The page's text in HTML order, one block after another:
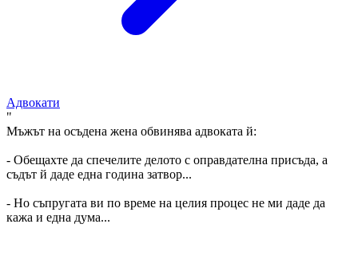
Адвокати
"
Мъжът на осъдена жена обвинява адвоката й:
- Обещахте да спечелите делото с оправдателна присъда, а
съдът й даде една година затвор...
- Но съпругата ви по време на целия процес не ми даде да
кажа и една дума...